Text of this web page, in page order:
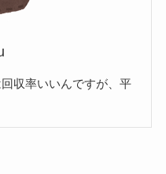
収率いいんですが、平